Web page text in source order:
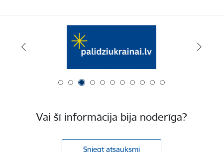
Vai šī informācija bija noderīga?
Sniegt atsauksmi